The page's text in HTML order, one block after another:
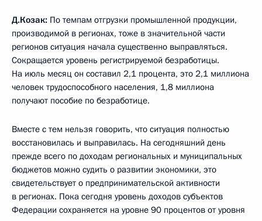
Д.Козак: По темпам отгрузки промышленной продукции,
производимой в регионах, тоже в значительной части
регионов ситуация начала существенно выправляться.
Сокращается уровень регистрируемой безработицы.
На июль месяц он составил 2,1 процента, это 2,1 миллиона
человек трудоспособного населения, 1,8 миллиона
получают пособие по безработице.
Вместе с тем нельзя говорить, что ситуация полностью
восстановилась и выправилась. На сегодняшний день
прежде всего по доходам региональных и муниципальных
бюджетов можно судить о развитии экономики, это
свидетельствует о предпринимательской активности
в регионах. Пока сегодня уровень доходов субъектов
Федерации сохраняется на уровне 90 процентов от уровня